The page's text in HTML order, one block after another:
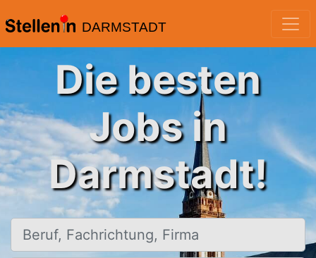
DARMSTADT
Die besten
Jobs in
Darmstadt!
Beruf, Fachrichtung, Firma